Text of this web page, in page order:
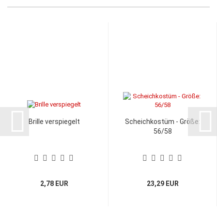
Brille verspiegelt
2,78 EUR
Scheichkostüm - Größe:
56/58
23,29 EUR